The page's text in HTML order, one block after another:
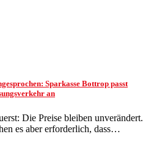
Sparkasse Bottrop passt
an
Die Preise bleiben unverändert.
es aber erforderlich, dass…